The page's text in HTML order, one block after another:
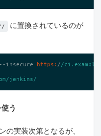
に置換されているのが
insecure https: //
jenkins/
う
の実装次第となるが、